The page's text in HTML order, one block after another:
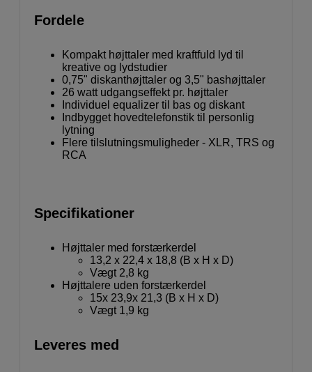
Fordele
Kompakt højttaler med kraftfuld lyd til
kreative og lydstudier
0,75" diskanthøjttaler og 3,5" bashøjttaler
26 watt udgangseffekt pr. højttaler
Individuel equalizer til bas og diskant
Indbygget hovedtelefonstik til personlig
lytning
Flere tilslutningsmuligheder - XLR, TRS og
RCA
Specifikationer
Højttaler med forstærkerdel
13,2 x 22,4 x 18,8 (B x H x D)
Vægt 2,8 kg
Højttalere uden forstærkerdel
15x 23,9x 21,3 (B x H x D)
Vægt 1,9 kg
Leveres med